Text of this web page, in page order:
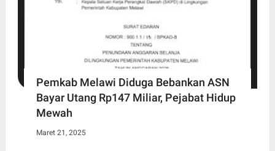
Pemkab Melawi Diduga Bebankan ASN
Bayar Utang Rp147 Miliar, Pejabat Hidup
Mewah
Maret 21, 2025